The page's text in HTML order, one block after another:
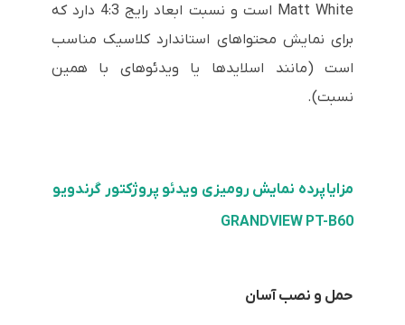
Matt White است و نسبت ابعاد رایج 4:3 دارد که
برای نمایش محتواهای استاندارد کلاسیک مناسب
است (مانند اسلایدها یا ویدئوهای با همین
نسبت).
مزایا پرده نمایش رومیزی ویدئو پروژکتور گرندویو
GRANDVIEW PT-B60
حمل و نصب آسان